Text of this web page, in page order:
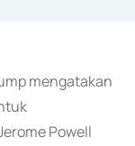
mengatakan
Powell